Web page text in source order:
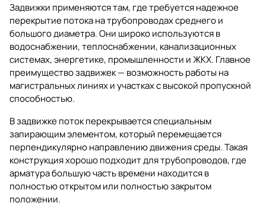
Задвижки применяются там, где требуется надежное
перекрытие потока на трубопроводах среднего и
большого диаметра. Они широко используются в
водоснабжении, теплоснабжении, канализационных
системах, энергетике, промышленности и ЖКХ. Главное
преимущество задвижек — возможность работы на
магистральных линиях и участках с высокой пропускной
способностью.
В задвижке поток перекрывается специальным
запирающим элементом, который перемещается
перпендикулярно направлению движения среды. Такая
конструкция хорошо подходит для трубопроводов, где
арматура большую часть времени находится в
полностью открытом или полностью закрытом
положении.